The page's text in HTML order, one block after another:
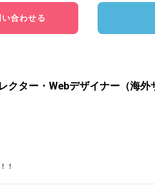
合わせる
クター・Webデザイナー（海
！